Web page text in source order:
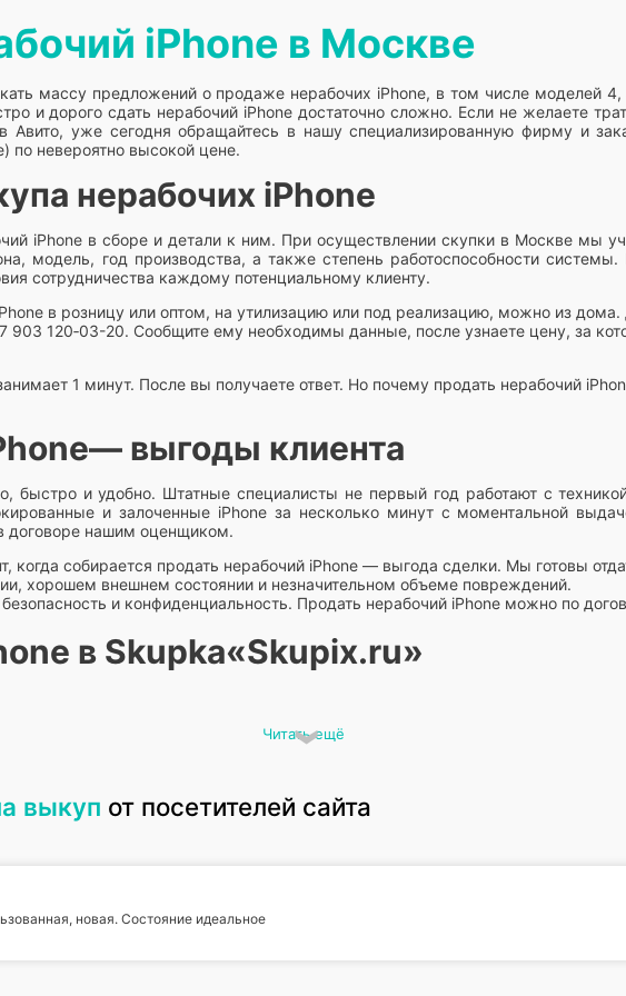
iPhone в Москве
массу предложений о продаже нерабочих iPhone, в том числе моделей
и дорого сдать нерабочий iPhone достаточно сложно. Если не желаете
Авито, уже сегодня обращайтесь в нашу специализированную фирму и
по невероятно высокой цене.
нерабочих iPhone
iPhone в сборе и детали к ним. При осуществлении скупки в Москве мы
модель, год производства, а также степень работоспособности
сотрудничества каждому потенциальному клиенту.
в розницу или оптом, на утилизацию или под реализацию, можно из дома.
120‑03-20. Сообщите ему необходимы данные, после узнаете цену, за
1 минут. После вы получаете ответ. Но почему продать нерабочий
выгоды клиента
быстро и удобно. Штатные специалисты не первый год работают с
и залоченные iPhone за несколько минут с моментальной
договоре нашим оценщиком.
когда собирается продать нерабочий iPhone — выгода сделки. Мы готовы
хорошем внешнем состоянии и незначительном объеме повреждений.
и конфиденциальность. Продать нерабочий iPhone можно по
в Skupka«Skupix.ru»
Читать ещё
выкуп от посетителей сайта
новая. Состояние идеальное